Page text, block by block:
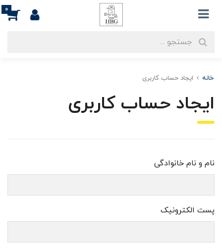
0
خانه ایجاد حساب کاربری
ایجاد حساب کاربری
نام و نام خانوادگی
پست الکترونیک